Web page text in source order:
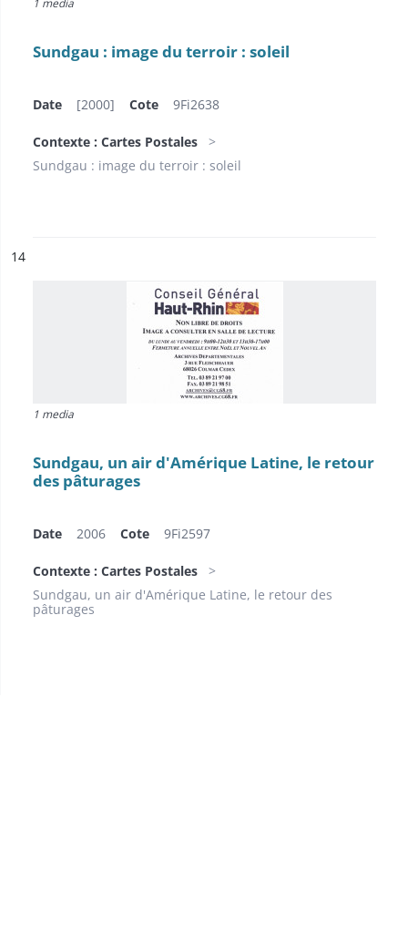
1 media
Sundgau : image du terroir : soleil
Date [2000] Cote 9Fi2638
Contexte : Cartes Postales
Sundgau : image du terroir : soleil
n°
14
1 media
Sundgau, un air d'Amérique Latine, le retour
des pâturages
Date 2006 Cote 9Fi2597
Contexte : Cartes Postales
Sundgau, un air d'Amérique Latine, le retour des
pâturages